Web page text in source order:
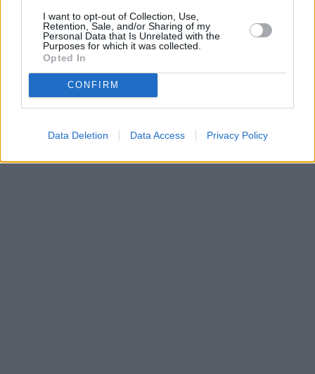
I want to opt-out of Collection, Use,
Retention, Sale, and/or Sharing of my
Personal Data that Is Unrelated with the
Purposes for which it was collected.
Opted In
CONFIRM
Data Deletion Data Access Privacy Policy
Parabola.cz- web o satelitní, terestrické a kabelové televizi, ©
O webu parabola.cz•O souborech cookies•
Dovolená u moře